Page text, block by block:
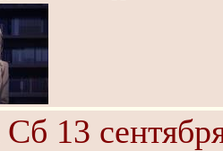
Сб 13